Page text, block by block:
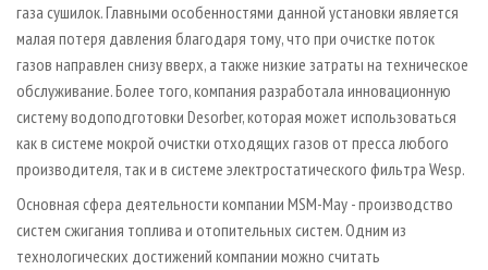
газа сушилок. Главными особенностями данной установки является
малая потеря давления благодаря тому, что при очистке поток
газов направлен снизу вверх, а также низкие затраты на техническое
обслуживание. Более того, компания разработала инновационную
систему водоподготовки Desorber, которая может использоваться
как в системе мокрой очистки отходящих газов от пресса любого
производителя, так и в системе электростатического фильтра Wesp.
Основная сфера деятельности компании MSM-May - производство
систем сжигания топлива и отопительных систем. Одним из
технологических достижений компании можно считать